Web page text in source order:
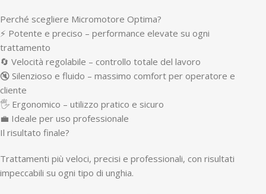
Perché scegliere Micromotore Optima?
⚡ Potente e preciso – performance elevate su ogni
trattamento
🔄 Velocità regolabile – controllo totale del lavoro
🔇 Silenzioso e fluido – massimo comfort per operatore e
cliente
🖐️ Ergonomico – utilizzo pratico e sicuro
💼 Ideale per uso professionale
Il risultato finale?
Trattamenti più veloci, precisi e professionali, con risultati
impeccabili su ogni tipo di unghia.